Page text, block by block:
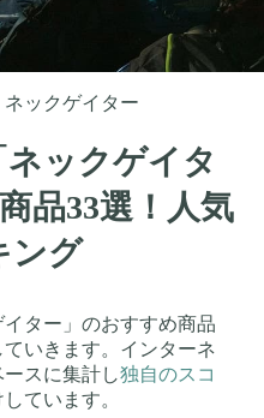
ネックゲイター
ネックゲイタ
品33選！人気
ング
ター」のおすすめ商品
いきます。インターネ
スに集計し独自のスコ
ています。